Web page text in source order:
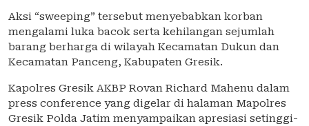
Aksi “sweeping” tersebut menyebabkan korban
mengalami luka bacok serta kehilangan sejumlah
barang berharga di wilayah Kecamatan Dukun dan
Kecamatan Panceng, Kabupaten Gresik.
Kapolres Gresik AKBP Rovan Richard Mahenu dalam
press conference yang digelar di halaman Mapolres
Gresik Polda Jatim menyampaikan apresiasi setinggi-